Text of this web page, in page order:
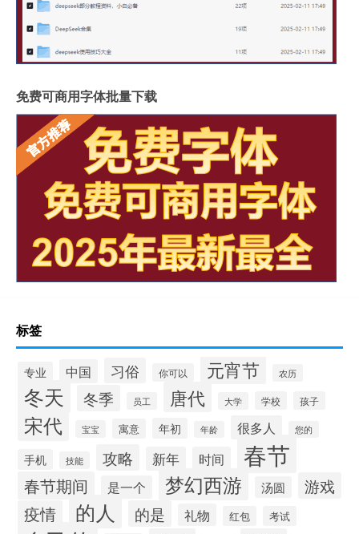
免费可商用字体批量下载
标签
专业 中国 习俗 你可以 元宵节 农历
冬天 冬季 员工 唐代 大学 学校 孩子
宋代 宝宝 寓意 年初 年龄 很多人 您的
手机 技能 攻略 新年 时间 春节
春节期间 是一个 梦幻西游 汤圆 游戏
疫情 的人 的是 礼物 红包 考试